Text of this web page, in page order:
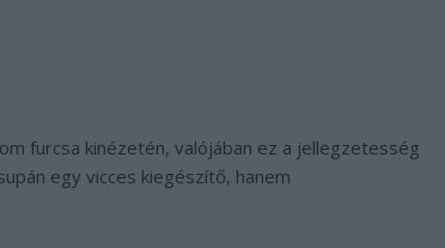
furcsa kinézetén, valójában ez a jellegzetesség
egy vicces kiegészítő, hanem